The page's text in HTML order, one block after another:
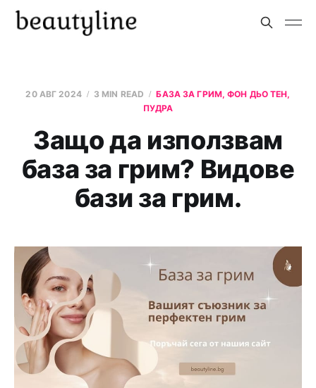
20 АВГ 2024 3 MIN READ
БАЗА ЗА ГРИМ, ФОН ДЬО ТЕН,
ПУДРА
Защо да използвам
база за грим? Видове
бази за грим.